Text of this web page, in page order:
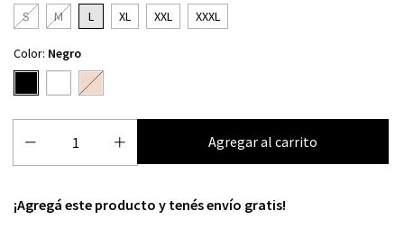
S
M L XL XXL XXXL
Color: Negro
¡Agregá este producto y tenés envío gratis!